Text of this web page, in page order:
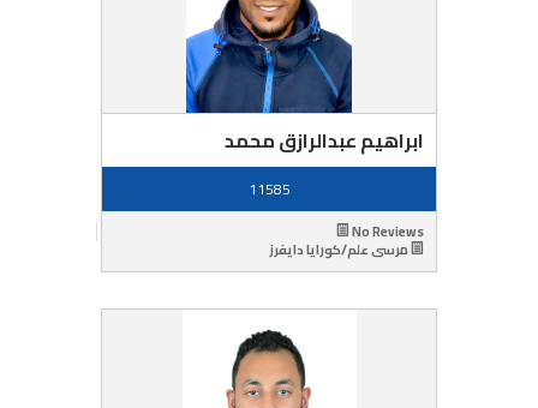
ابراهيم عبدالرازق محمد
11585
No Reviews
مرسى علم/كورايا دايفرز